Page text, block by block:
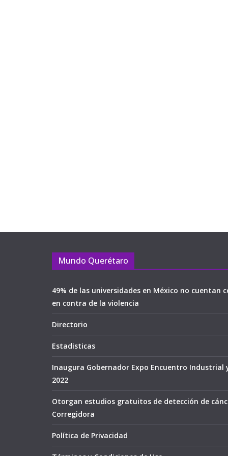
Mundo Querétaro
49% de las universidades en México no cuentan
en contra de la violencia
Directorio
Estadisticas
Inaugura Gobernador Expo Encuentro Industrial
2022
Otorgan estudios gratuitos de detección de
Corregidora
Política de Privacidad